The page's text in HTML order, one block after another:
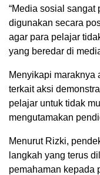
“Media sosial sangat
digunakan secara
agar para pelajar
yang beredar di
Menyikapi maraknya
terkait aksi
pelajar untuk tidak
mengutamakan
Menurut Rizki,
langkah yang terus
pemahaman kepada